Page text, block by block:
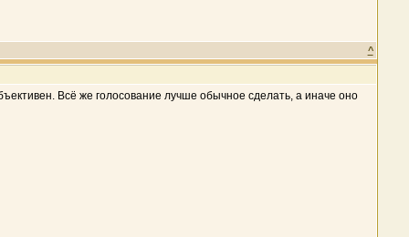
^
Всё же голосование лучше обычное сделать, а иначе оно